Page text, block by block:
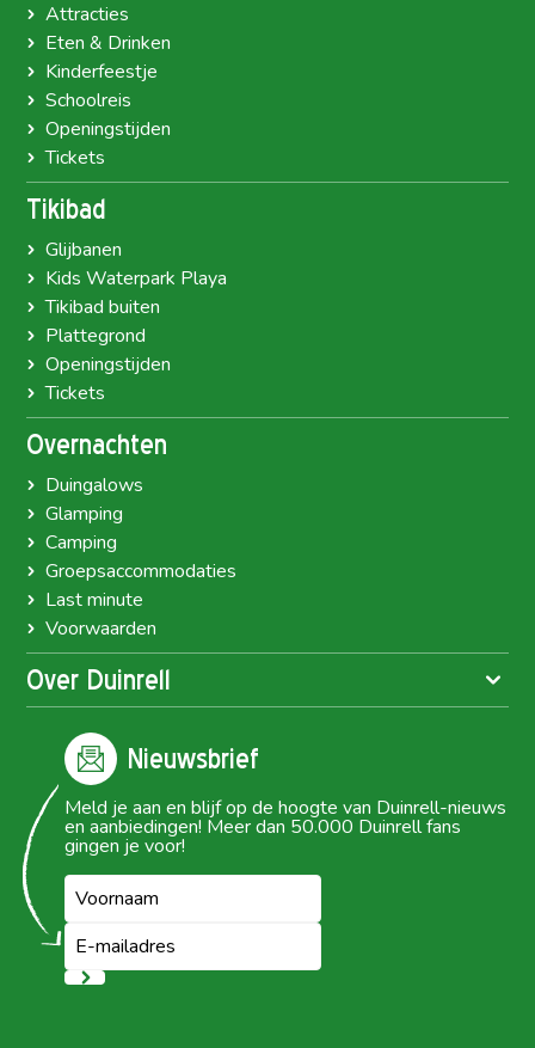
Attracties
Eten & Drinken
Kinderfeestje
Schoolreis
Openingstijden
Tickets
Tikibad
Glijbanen
Kids Waterpark Playa
Tikibad buiten
Plattegrond
Openingstijden
Tickets
Overnachten
Duingalows
Glamping
Camping
Groepsaccommodaties
Last minute
Voorwaarden
Over Duinrell
Nieuwsbrief
Meld je aan en blijf op de hoogte van Duinrell-nieuws
en aanbiedingen! Meer dan 50.000 Duinrell fans
gingen je voor!